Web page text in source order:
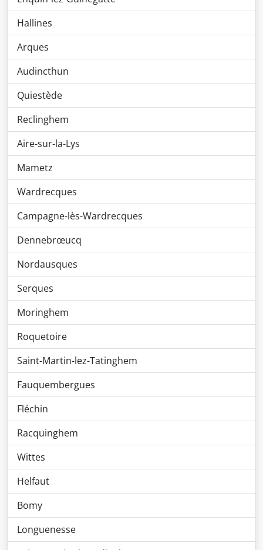
Hallines
Arques
Audincthun
Quiestède
Reclinghem
Aire-sur-la-Lys
Mametz
Wardrecques
Campagne-lès-Wardrecques
Dennebrœucq
Nordausques
Serques
Moringhem
Roquetoire
Saint-Martin-lez-Tatinghem
Fauquembergues
Fléchin
Racquinghem
Wittes
Helfaut
Bomy
Longuenesse